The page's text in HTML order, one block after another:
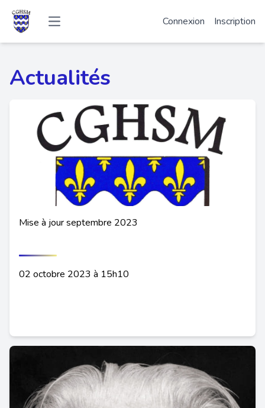
Open main menu Connexion Inscription
Actualités
Mise à jour septembre 2023
02 octobre 2023 à 15h10